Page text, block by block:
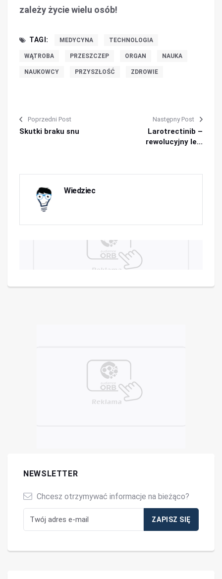
zależy życie wielu osób!
TAGI: MEDYCYNA TECHNOLOGIA
WĄTROBA PRZESZCZEP ORGAN NAUKA
NAUKOWCY PRZYSZŁOŚĆ ZDROWIE
Poprzedni Post
Skutki braku snu
Następny Post
Larotrectinib –
rewolucyjny le...
Wiedziec
NEWSLETTER
Chcesz otrzymywać informacje na bieżąco?